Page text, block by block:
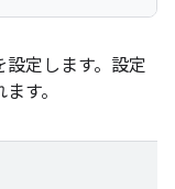
設定します。設定
す。